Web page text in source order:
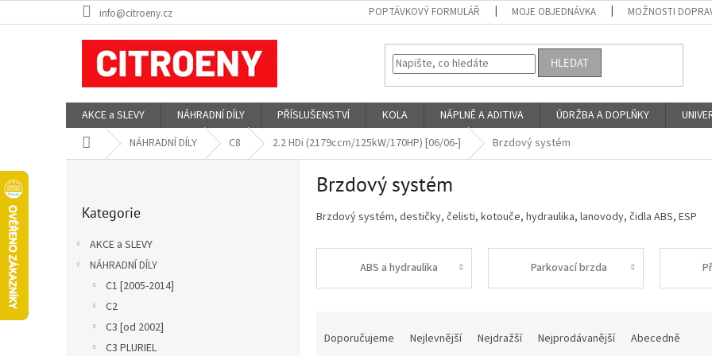
na
info@citroeny.cz POPTÁVKOVÝ FORMULÁŘ MOJE OBJEDNÁVKA MOŽNOSTI
HLEDAT
AKCE a SLEVY NÁHRADNÍ DÍLY PŘÍSLUŠENSTVÍ KOLA NÁPLNĚ A ADITIVA ÚDRŽBA A DOPLŇKY
Domů NÁHRADNÍ DÍLY C8 2.2 HDi (2179ccm/125kW/170HP) [06/06-] Brzdový systém
kategorie
Kategorie
AKCE a SLEVY
NÁHRADNÍ DÍLY
C1 [2005-2014]
C2
C3 [od 2002]
C3 PLURIEL
Brzdový systém
Brzdový systém, destičky, čelisti, kotouče, hydraulika, lanovody, čidla ABS, ESP
ABS a hydraulika Parkovací brzda
Doporučujeme Nejlevnější Nejdražší Nejprodávanější Abecedně